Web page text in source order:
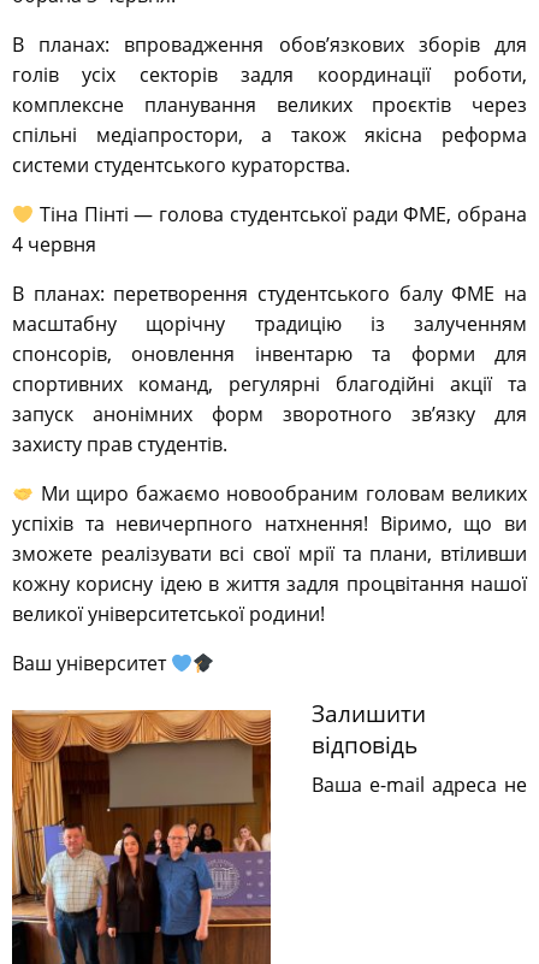
В планах: впровадження обов’язкових зборів для
голів усіх секторів задля координації роботи,
комплексне планування великих проєктів через
спільні медіапростори, а також якісна реформа
системи студентського кураторства.
Тіна Пінті — голова студентської ради ФМЕ, обрана
4 червня
В планах: перетворення студентського балу ФМЕ на
масштабну щорічну традицію із залученням
спонсорів, оновлення інвентарю та форми для
спортивних команд, регулярні благодійні акції та
запуск анонімних форм зворотного зв’язку для
захисту прав студентів.
Ми щиро бажаємо новообраним головам великих
успіхів та невичерпного натхнення! Віримо, що ви
зможете реалізувати всі свої мрії та плани, втіливши
кожну корисну ідею в життя задля процвітання нашої
великої університетської родини!
Ваш університет
Залишити
відповідь
Ваша e-mail адреса не